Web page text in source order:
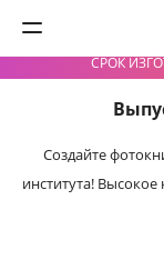
Создайте
института!
СРОК